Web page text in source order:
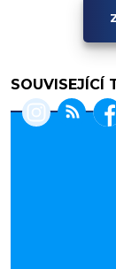
SOUVISEJÍCÍ